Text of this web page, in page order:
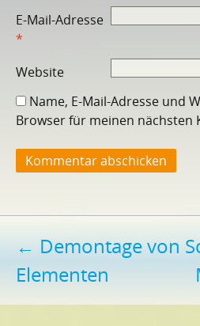
E-Mail-Adresse
*
Website
Name, E-Mail-Adresse und
Browser für meinen nächsten
← Demontage von
Elementen